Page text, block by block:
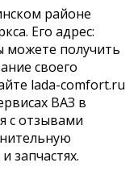
районе
Его адрес:
можете получить
своего
lada-comfort.ru
ВАЗ в
с отзывами
запчастях.